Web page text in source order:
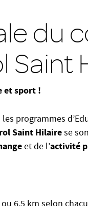
du
Saint
et sport !
programmes
Saint Hilairese
et de l’activité